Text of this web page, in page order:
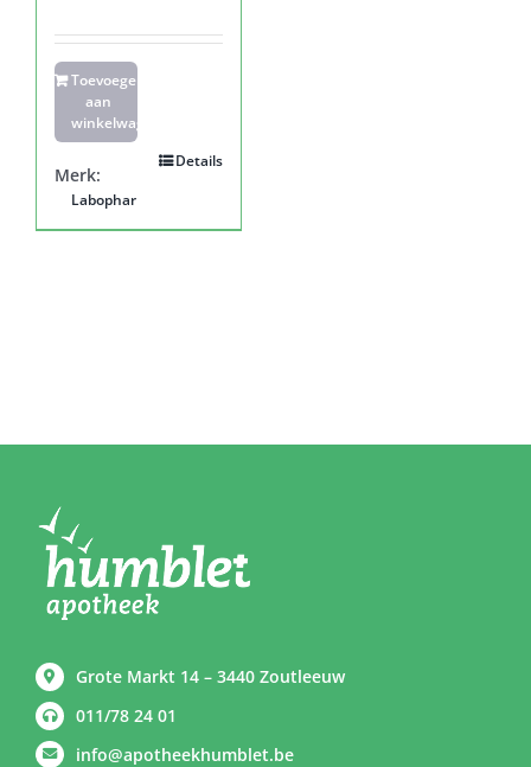
Toevoegen
aan
winkelwagen
Details
Merk:
Labophar
Grote Markt 14 – 3440 Zoutleeuw
011/78 24 01
info@apotheekhumblet.be